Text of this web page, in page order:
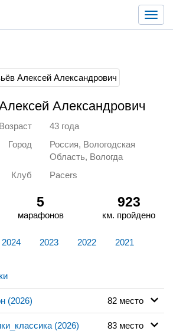
Александрович
Возраст
43 года
Город
Россия, Вологодская
Область, Вологда
Клуб
Pacers
5
марафонов
923
км. пройдено
2024 2023 2022 2021
(2026) 82 место
(2026) 83 место